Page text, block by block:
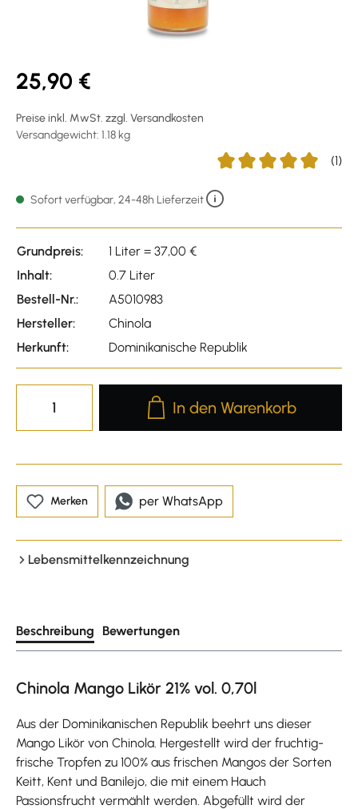
25,90 €
Preise inkl. MwSt. zzgl. Versandkosten
Versandgewicht: 1.18 kg
(1)
Sofort verfügbar, 24-48h Lieferzeit
Grundpreis:
1 Liter = 37,00 €
Inhalt:
0.7 Liter
Bestell-Nr.:
A5010983
Hersteller:
Chinola
Herkunft:
Dominikanische Republik
Produkt Anzahl: Gib den
In den Warenkorb
Merken per WhatsApp
Lebensmittelkennzeichnung
Beschreibung Bewertungen
Chinola Mango Likör 21% vol. 0,70l
Aus der Dominikanischen Republik beehrt uns dieser
Mango Likör von Chinola. Hergestellt wird der fruchtig-
frische Tropfen zu 100% aus frischen Mangos der Sorten
Keitt, Kent und Banilejo, die mit einem Hauch
Passionsfrucht vermählt werden. Abgefüllt wird der